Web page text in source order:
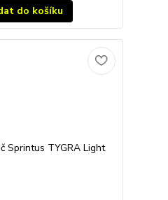
do košíku